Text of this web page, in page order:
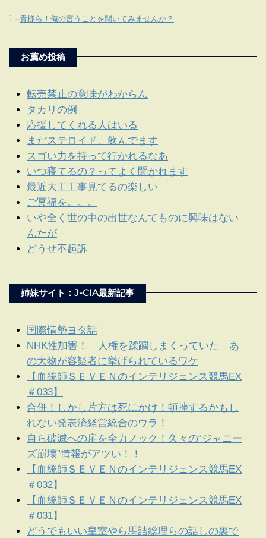
-貴様ら！俺の言うことを聞いてみませんか？
お薦め投稿
転売禁止の意味がわからん
タカリの例
応援してくれる人はいる
まだステロイド、飲んでます
スゴい力を持って行かれるなあ
いつ寝てるの？ってよく聞かれます
最近大工工事見てるの楽しい
ご冥福を。。。
いや全く世の中の出世なんてものに興味はない
んたが
どうせ不起訴
姉妹サイト：J-CIA最新記事
国際情勢ヨタ話
NHK性加害！「人権を蹂躙しまくっていた」あ
の大物が容疑者に挙げられているワケ
【血統師ＳＥＶＥＮのインテリジェンス競馬EX
＃033】
合併！しかし片方は死にかけ！頓挫するかもし
れない発表済経営統合のウラ！
自ら破滅への扉を全力ノック！久々の“ジャニー
ズ崩壊”情報がアツい！！
【血統師ＳＥＶＥＮのインテリジェンス競馬EX
＃032】
【血統師ＳＥＶＥＮのインテリジェンス競馬EX
＃031】
どうでもいい皇室やら馬詰総理らの話しの裏で